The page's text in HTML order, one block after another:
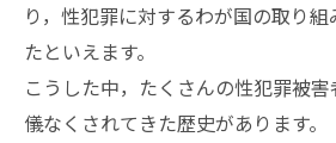
り，性犯罪に対するわが国の取り
たといえます。
こうした中，たくさんの性犯罪被
儀なくされてきた歴史があります。